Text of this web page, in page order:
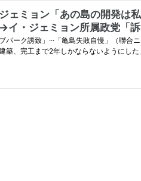
ェミョン「あの島の開発は
・ジェミョン所属政党「訴
ス・朝鮮語） イ・ジェミョン候補は前日の遊説で京畿道知事時代、始興市長と企業等に「『京
築、完工まで2年しかならないようにし